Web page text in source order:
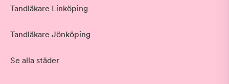
Tandläkare Linköping
Tandläkare Jönköping
Se alla städer